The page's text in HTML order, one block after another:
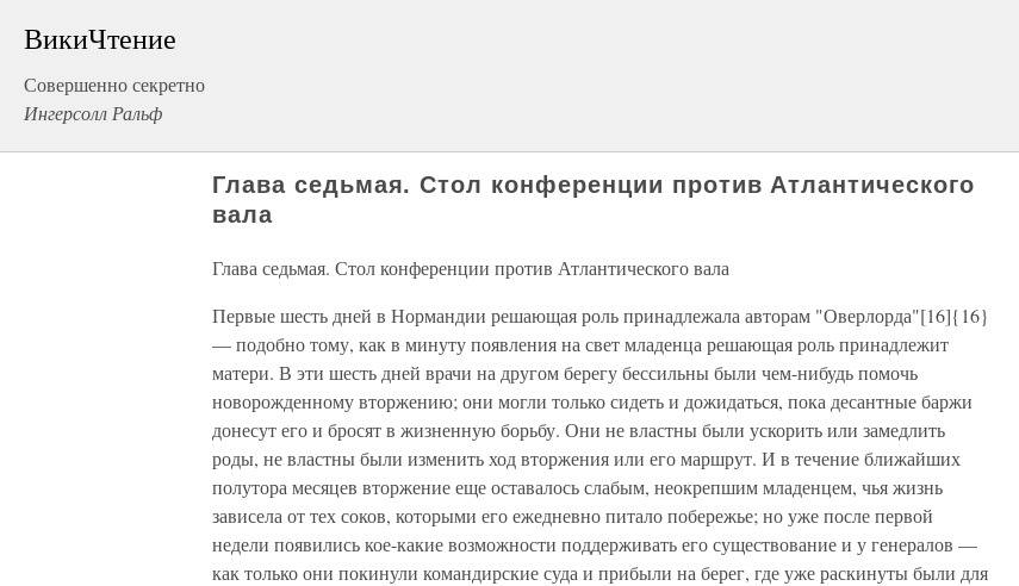
ВикиЧтение
Совершенно секретно
Ингерсолл Ральф
Глава седьмая. Стол конференции против Атлантического
вала
Глава седьмая. Стол конференции против Атлантического вала
Первые шесть дней в Нормандии решающая роль принадлежала авторам "Оверлорда"[16]{16}
— подобно тому, как в минуту появления на свет младенца решающая роль принадлежит
матери. В эти шесть дней врачи на другом берегу бессильны были чем-нибудь помочь
новорожденному вторжению; они могли только сидеть и дожидаться, пока десантные баржи
донесут его и бросят в жизненную борьбу. Они не властны были ускорить или замедлить
роды, не властны были изменить ход вторжения или его маршрут. И в течение ближайших
полутора месяцев вторжение еще оставалось слабым, неокрепшим младенцем, чья жизнь
зависела от тех соков, которыми его ежедневно питало побережье; но уже после первой
недели появились кое-какие возможности поддерживать его существование и у генералов —
как только они покинули командирские суда и прибыли на берег, где уже раскинуты были для